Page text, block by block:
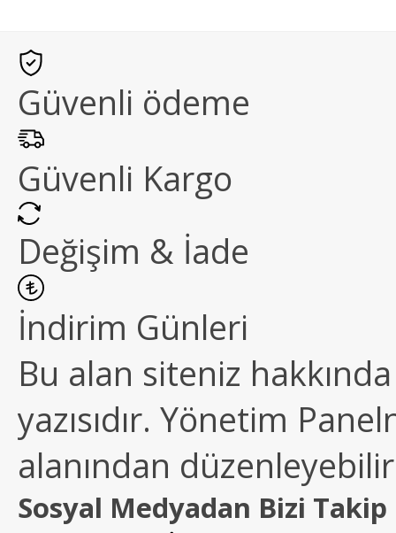
Güvenli ödeme
Güvenli Kargo
Değişim & İade
İndirim Günleri
Bu alan siteniz
yazısıdır. Yönetim
alanından
Sosyal Medyadan Bizi Takip